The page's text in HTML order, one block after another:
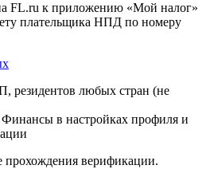
FL.ru к приложению «Мой налог»
плательщика НПД по номеру
резидентов любых стран (не
Финансы в настройках профиля и
прохождения верификации.